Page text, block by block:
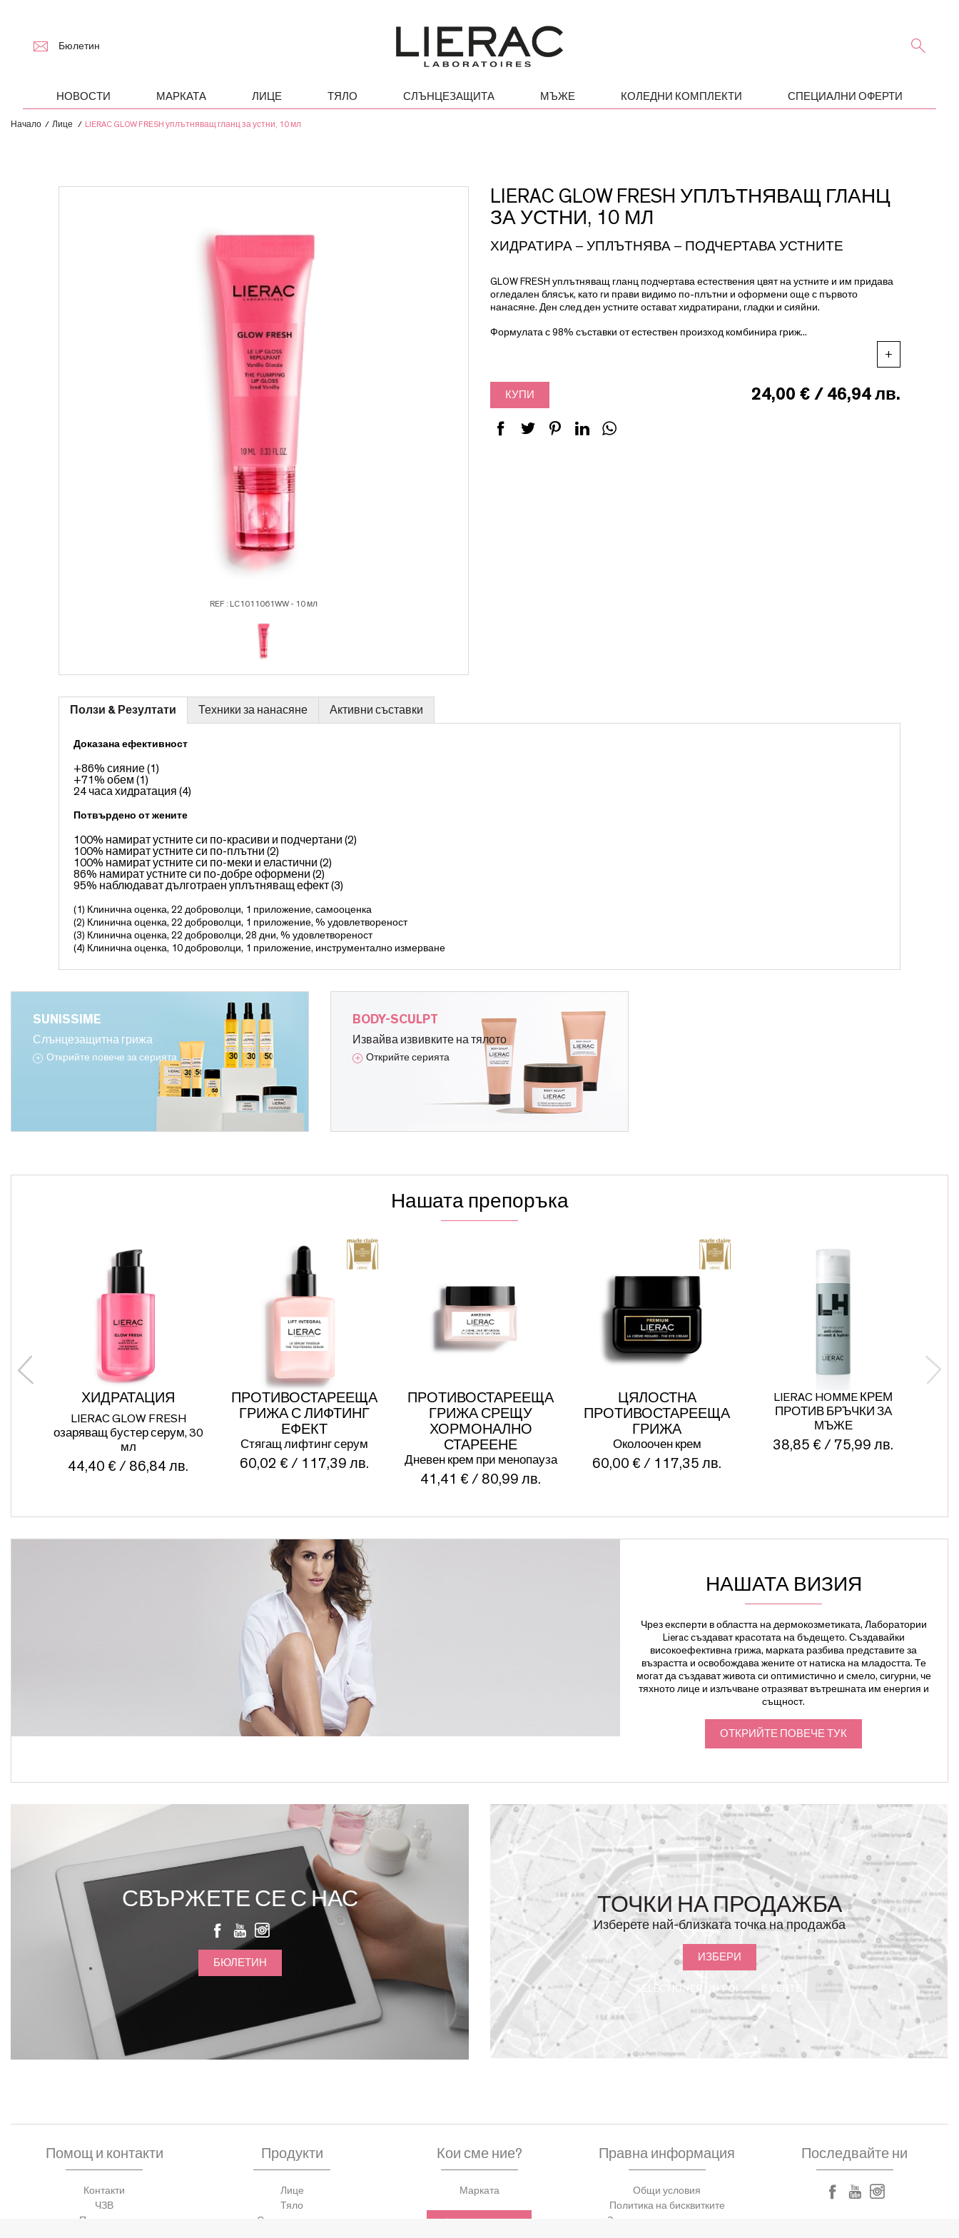
Бюлетин
НОВОСТИ МАРКАТА ЛИЦЕ ТЯЛО СЛЪНЦЕЗАЩИТА МЪЖЕ КОЛЕДНИ КОМПЛЕКТИ СПЕЦИАЛНИ ОФЕРТИ
Начало Лице LIERAC GLOW FRESH уплътняващ гланц за устни, 10 мл
REF : LC1011061WW - 10 мл
LIERAC GLOW FRESH УПЛЪТНЯВАЩ ГЛАНЦ
ЗА УСТНИ, 10 МЛ
ХИДРАТИРА – УПЛЪТНЯВА – ПОДЧЕРТАВА УСТНИТЕ
GLOW FRESH уплътняващ гланц подчертава естествения цвят на устните и им придава
огледален блясък, като ги прави видимо по-плътни и оформени още с първото
нанасяне. Ден след ден устните остават хидратирани, гладки и сияйни.
Формулата с 98% съставки от естествен произход комбинира гриж...
+
КУПИ 24,00 € / 46,94 лв.
Ползи & Резултати Техники за нанасяне Активни съставки
Доказана ефективност
+86% сияние(1)
+71% обем (1)
24 часа хидратация (4)
Потвърдено от жените
100% намират устните си по-красиви и подчертани (2)
100% намират устните си по-плътни (2)
100% намират устните си по-меки и еластични (2)
86% намират устните си по-добре оформени (2)
95% наблюдават дълготраен уплътняващ ефект(3)
(1) Клинична оценка, 22 доброволци, 1 приложение, самооценка
(2) Клинична оценка, 22 доброволци, 1 приложение, % удовлетвореност
(3) Клинична оценка, 22 доброволци, 28 дни, % удовлетвореност
(4) Клинична оценка, 10 доброволци, 1 приложение, инструментално измерване
SUNISSIME
Слънцезащитна грижа
Открийте повече за серията
BODY-SCULPT
Извайва извивките на тялото
Открийте серията
Нашата препоръка
ХИДРАТАЦИЯ
LIERAC GLOW FRESH
озаряващ бустер серум, 30
мл
44,40 € / 86,84 лв.
ПРОТИВОСТАРЕЕЩА
ГРИЖА С ЛИФТИНГ
ЕФЕКТ
Стягащ лифтинг серум
60,02 € / 117,39 лв.
ПРОТИВОСТАРЕЕЩА
ГРИЖА СРЕЩУ
ХОРМОНАЛНО
СТАРЕЕНЕ
Дневен крем при менопауза
41,41 € / 80,99 лв.
ЦЯЛОСТНА
ПРОТИВОСТАРЕЕЩА
ГРИЖА
Околоочен крем
60,00 € / 117,35 лв.
LIERAC HOMME КРЕМ
ПРОТИВ БРЪЧКИ ЗА
МЪЖЕ
38,85 € / 75,99 лв.
НАШАТА ВИЗИЯ
Чрез експерти в областта на дермокозметиката, Лаборатории
Lierac създават красотата на бъдещето. Създавайки
високоефективна грижа, марката разбива представите за
възрастта и освобождава жените от натиска на младостта. Те
могат да създават живота си оптимистично и смело, сигурни, че
тяхното лице и излъчване отразяват вътрешната им енергия и
същност.
ОТКРИЙТЕ ПОВЕЧЕ ТУК
СВЪРЖЕТЕ СЕ С НАС
БЮЛЕТИН
ТОЧКИ НА ПРОДАЖБА
Изберете най-близката точка на продажба
ИЗБЕРИ
Помощ и контакти
Контакти
ЧЗВ
Партньори
Продукти
Лице
Тяло
Слънцезащита
Кои сме ние?
Марката
Правна информация
Общи условия
Политика на бисквитките
Защита на личните данни
Последвайте ни